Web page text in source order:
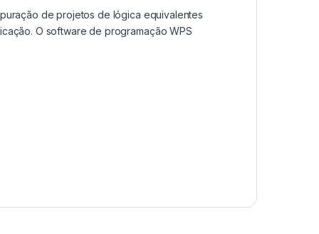
de projetos de lógica equivalentes
O software de programação WPS